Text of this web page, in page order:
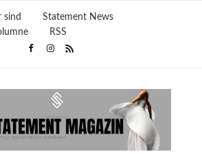
sind
Statement News
RSS